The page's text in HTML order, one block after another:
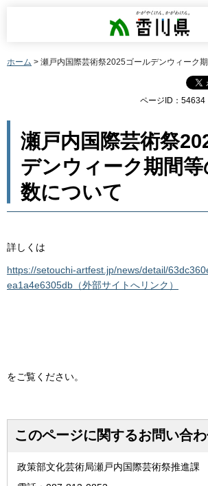
香川県
ホーム > 瀬戸内国際芸術祭2025ゴールデンウィーク
ページID：54634
瀬戸内国際芸術祭
デンウィーク期間
数について
詳しくは
https://setouchi-artfest.jp/news/detail/
ea1a4e6305db（外部サイトへリンク）
をご覧ください。
このページに関するお問い合
政策部文化芸術局瀬戸内国際芸術祭推進課